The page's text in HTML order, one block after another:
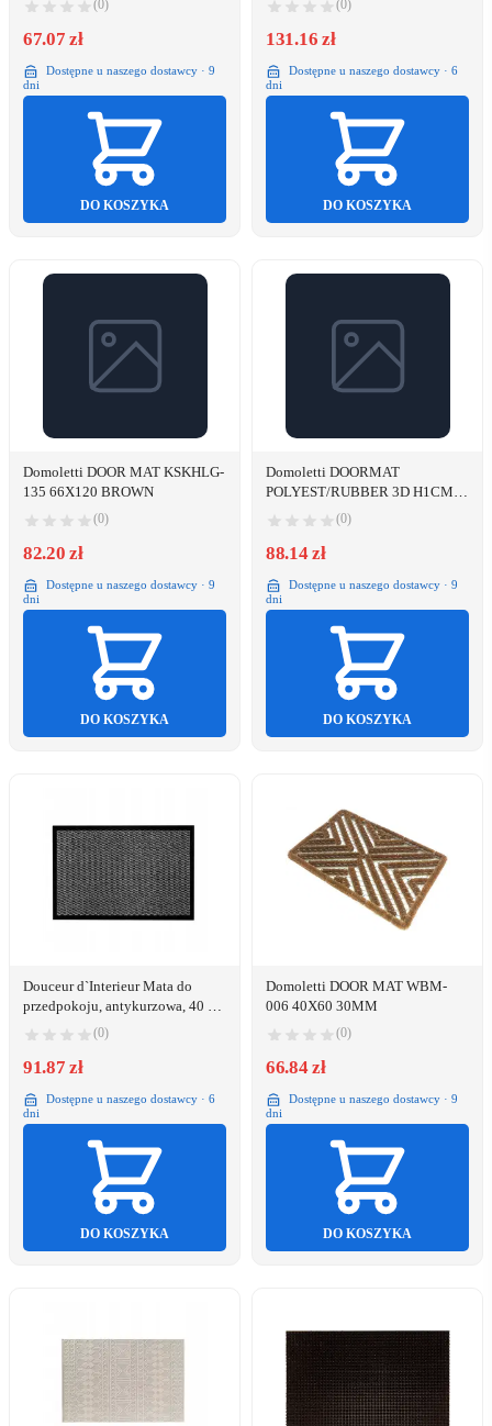
(0)
67.07 zł
Dostępne u naszego dostawcy · 9
dni
DO KOSZYKA
(0)
131.16 zł
Dostępne u naszego dostawcy · 6
dni
DO KOSZYKA
Domoletti DOOR MAT KSKHLG-
135 66X120 BROWN
(0)
82.20 zł
Dostępne u naszego dostawcy · 9
dni
DO KOSZYKA
Domoletti DOORMAT
POLYEST/RUBBER 3D H1CM
(0)
88.14 zł
Dostępne u naszego dostawcy · 9
dni
DO KOSZYKA
Douceur d`Interieur Mata do
przedpokoju, antykurzowa, 40 x
60 cm 40 x 60 cm
(0)
91.87 zł
Dostępne u naszego dostawcy · 6
dni
DO KOSZYKA
Domoletti DOOR MAT WBM-
006 40X60 30MM
(0)
66.84 zł
Dostępne u naszego dostawcy · 9
dni
DO KOSZYKA